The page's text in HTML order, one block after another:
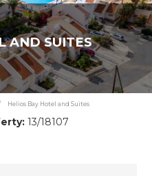
AND SUITES
Helios Bay Hotel and Suites
13/18107